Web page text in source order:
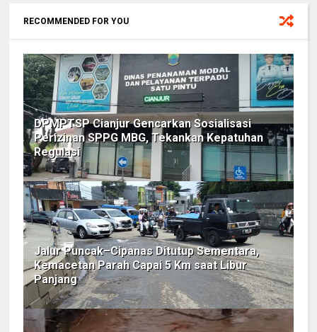
RECOMMENDED FOR YOU
DPMPTSP Cianjur Gencarkan Sosialisasi
Perizinan SPPG MBG, Tekankan Kepatuhan
Regulasi
Jalur Puncak–Cipanas Ditutup Sementara,
Kemacetan Parah Capai 5 Km saat Libur
Panjang